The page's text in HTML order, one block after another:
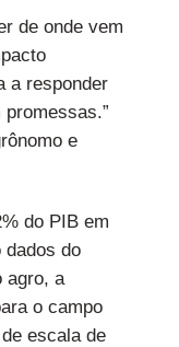
de onde vem
a responder
e
do PIB em
dados do
agro, a
o campo
escala de